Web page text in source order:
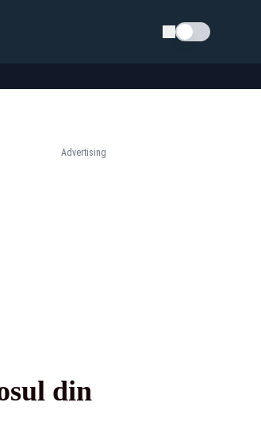
Schimba tema
Advertising
din